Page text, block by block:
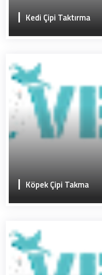
Kedi Çipi Taktırma
Köpek Çipi Takma